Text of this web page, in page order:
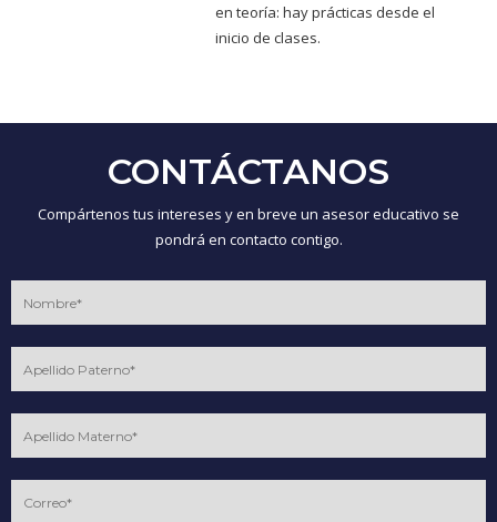
en teoría: hay prácticas desde el
inicio de clases.
CONTÁCTANOS
Compártenos tus intereses y en breve un asesor educativo se
pondrá en contacto contigo.